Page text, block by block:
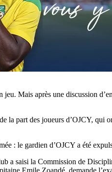
Mais après une discussion
la part des joueurs d’OJCY,
: le gardien d’OJCY a été
a saisi la Commission de
Emile Zoandé, demande